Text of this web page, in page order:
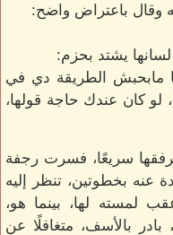
وقال باعتراض واضح:
يشتد بحزم:
مابحبش الطريقة دي في
لو كان عندك حاجة قولها،
سريعًا، فسرت رجفة
عنه بخطوتين، تنظر إليه
لمسته لها، بينما هو،
بالأسف، متغافلًا عن